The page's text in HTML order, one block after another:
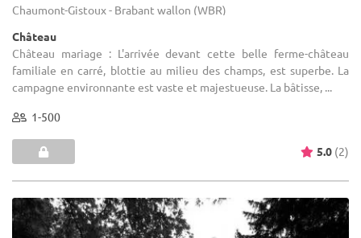
Chaumont-Gistoux - Brabant wallon (WBR)
Château
Château mariage : L'arrivée devant cette belle ferme-château
familiale en carré, blottie au milieu des champs, est superbe. La
campagne environnante est vaste et majestueuse. La bâtisse, ...
1-500
5.0 (2)